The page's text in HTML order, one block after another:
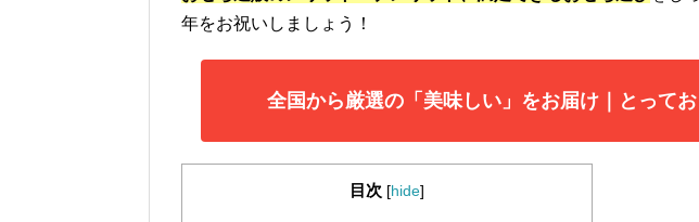
年をお祝いしましょう！
全国から厳選の「美味しい」をお届け｜とって
目次 [hide]